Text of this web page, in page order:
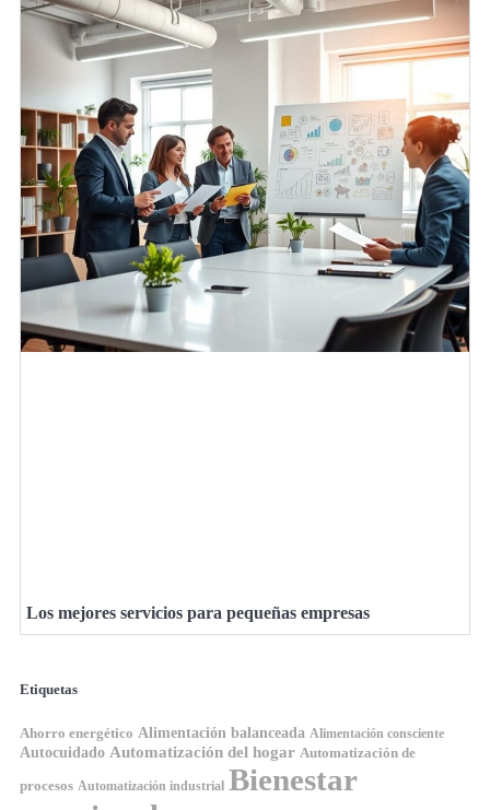
Los mejores servicios para pequeñas empresas
Etiquetas
Ahorro energético Alimentación balanceada Alimentación consciente
Autocuidado Automatización del hogar Automatización de
procesos Automatización industrial Bienestar